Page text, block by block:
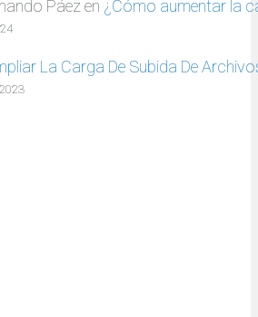
Páez en ¿Cómo aumentar la
La Carga De Subida De